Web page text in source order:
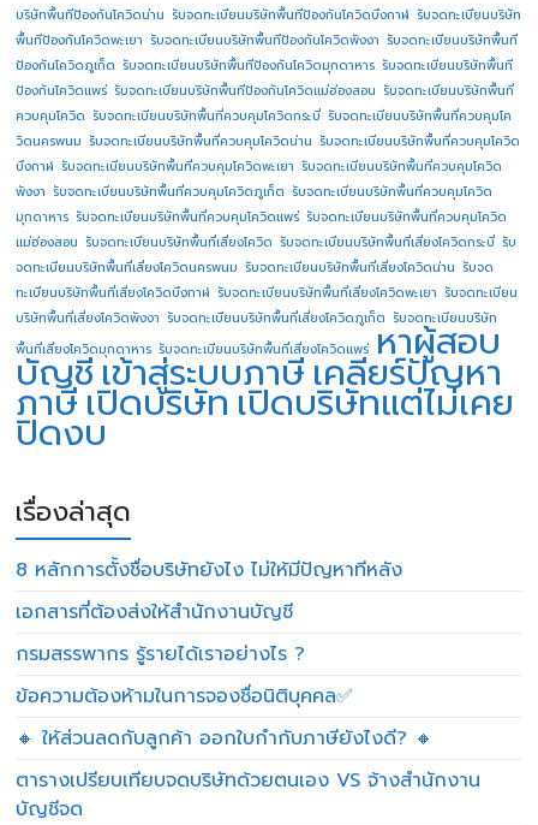
บริษัทพื้นทีป้องกันโควิดน่าน รับจดทะเบียนบริษัทพื้นทีป้องกันโควิดบึงกาฬ รับจดทะเบียนบริษัท
พื้นทีป้องกันโควิดพะเยา รับจดทะเบียนบริษัทพื้นทีป้องกันโควิดพังงา รับจดทะเบียนบริษัทพื้นที
ป้องกันโควิดภูเก็ต รับจดทะเบียนบริษัทพื้นทีป้องกันโควิดมุกดาหาร รับจดทะเบียนบริษัทพื้นที
ป้องกันโควิดแพร่ รับจดทะเบียนบริษัทพื้นทีป้องกันโควิดแม่ฮ่องสอน รับจดทะเบียนบริษัทพื้นที่
ควบคุมโควิด รับจดทะเบียนบริษัทพื้นที่ควบคุมโควิดกระบี่ รับจดทะเบียนบริษัทพื้นที่ควบคุมโค
วิดนครพนม รับจดทะเบียนบริษัทพื้นที่ควบคุมโควิดน่าน รับจดทะเบียนบริษัทพื้นที่ควบคุมโควิด
บึงกาฬ รับจดทะเบียนบริษัทพื้นที่ควบคุมโควิดพะเยา รับจดทะเบียนบริษัทพื้นที่ควบคุมโควิด
พังงา รับจดทะเบียนบริษัทพื้นที่ควบคุมโควิดภูเก็ต รับจดทะเบียนบริษัทพื้นที่ควบคุมโควิด
มุกดาหาร รับจดทะเบียนบริษัทพื้นที่ควบคุมโควิดแพร่ รับจดทะเบียนบริษัทพื้นที่ควบคุมโควิด
แม่ฮ่องสอน รับจดทะเบียนบริษัทพื้นที่เสี่ยงโควิด รับจดทะเบียนบริษัทพื้นที่เสี่ยงโควิดกระบี่ รับ
จดทะเบียนบริษัทพื้นที่เสี่ยงโควิดนครพนม รับจดทะเบียนบริษัทพื้นที่เสี่ยงโควิดน่าน รับจด
ทะเบียนบริษัทพื้นที่เสี่ยงโควิดบึงกาฬ รับจดทะเบียนบริษัทพื้นที่เสี่ยงโควิดพะเยา รับจดทะเบียน
บริษัทพื้นที่เสี่ยงโควิดพังงา รับจดทะเบียนบริษัทพื้นที่เสี่ยงโควิดภูเก็ต รับจดทะเบียนบริษัท
พื้นที่เสี่ยงโควิดมุกดาหาร รับจดทะเบียนบริษัทพื้นที่เสี่ยงโควิดแพร่ หาผู้สอบ
บัญชี เข้าสู่ระบบภาษี เคลียร์ปัญหา
ภาษีเปิดบริษัทเปิดบริษัทแต่ไม่เคย
ปิดงบ
เรื่องล่าสุด
8 หลักการตั้งชื่อบริษัทยังไง ไม่ให้มีปัญหาทีหลัง
เอกสารที่ต้องส่งให้สำนักงานบัญชี
กรมสรรพากร รู้รายได้เราอย่างไร ?
ข้อความต้องห้ามในการจองชื่อนิติบุคคล✅
🔸 ให้ส่วนลดกับลูกค้า ออกใบกำกับภาษียังไงดี? 🔸
ตารางเปรียบเทียบจดบริษัทด้วยตนเอง VS จ้างสำนักงาน
บัญชีจด